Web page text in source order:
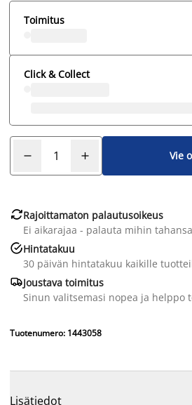
Toimitus
Click & Collect
Vie
Rajoittamaton palautusoikeus
Ei aikarajaa - palauta mihin tahansa
Hintatakuu
30 päivän hintatakuu kaikille
Joustava toimitus
Sinun valitsemasi nopea ja helppo
Tuotenumero: 1443058
Lisätiedot